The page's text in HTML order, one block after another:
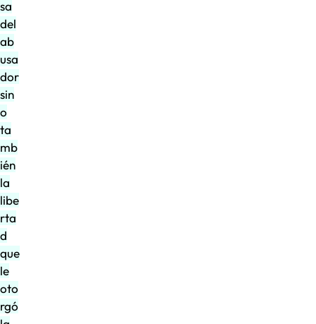
sa
del
ab
usa
dor
sin
o
ta
mb
ién
la
libe
rta
d
que
le
oto
rgó